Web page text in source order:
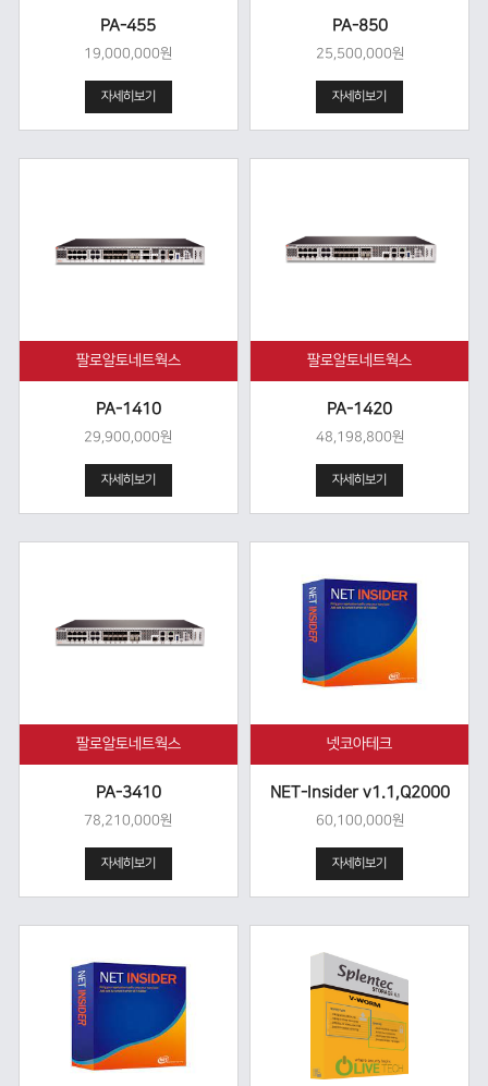
PA-455
19,000,000원
자세히보기
PA-850
25,500,000원
자세히보기
팔로알토네트웍스
PA-1410
29,900,000원
자세히보기
팔로알토네트웍스
PA-1420
48,198,800원
자세히보기
팔로알토네트웍스
PA-3410
78,210,000원
자세히보기
넷코아테크
NET-Insider v1.1,Q2000
60,100,000원
자세히보기